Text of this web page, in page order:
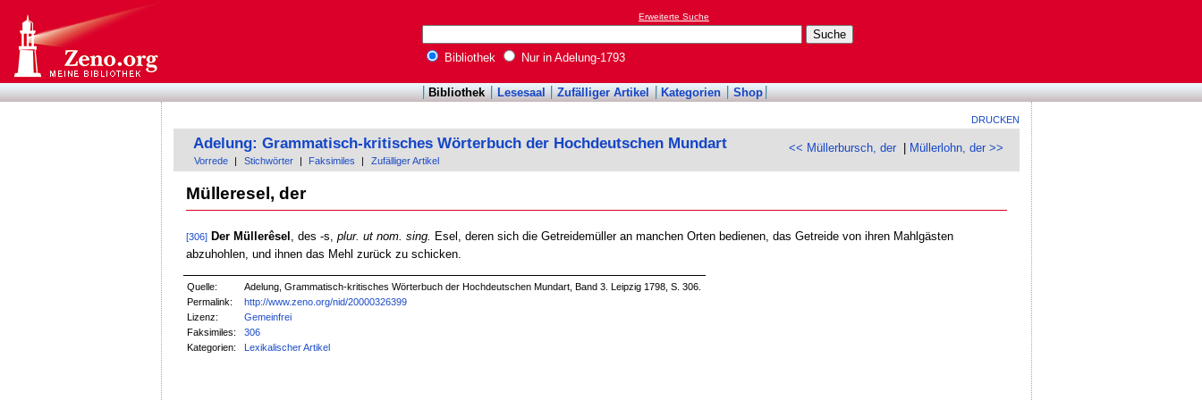
Erweiterte Suche
Bibliothek Nur in Adelung-1793
Bibliothek Lesesaal Zufälliger Artikel Kategorien Shop
DRUCKEN
<< Müllerbursch, der Müllerlohn, der >>
Adelung: Grammatisch-kritisches Wörterbuch der Hochdeutschen Mundart
Vorrede Stichwörter Faksimiles Zufälliger Artikel
Mülleresel, der
[306] Der Müllerêsel , des -s, plur. ut nom. sing.
Esel, deren sich die Getreidemüller an manchen Orten bedienen, das Getreide von ihren Mahlgästen
abzuhohlen, und ihnen das Mehl zurück zu schicken.
Quelle:
Adelung, Grammatisch-kritisches Wörterbuch der Hochdeutschen Mundart, Band 3. Leipzig 1798, S. 306.
Permalink:
http://www.zeno.org/nid/20000326399
Lizenz:
Gemeinfrei
Faksimiles:
306
Kategorien:
Lexikalischer Artikel